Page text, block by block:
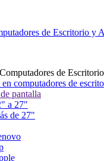
de Escritorio y
Computadores de
computadores de
pantalla
a 27"
de 27"